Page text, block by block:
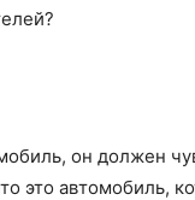
он должен
это автомобиль,